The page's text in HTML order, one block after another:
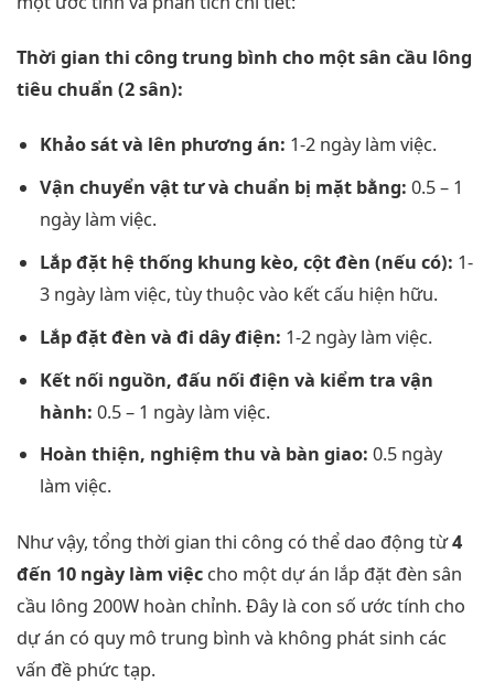
Thời gian thi công trung bình cho một sân cầu lông
tiêu chuẩn (2 sân):
Khảo sát và lên phương án: 1-2 ngày làm việc.
Vận chuyển vật tư và chuẩn bị mặt bằng: 0.5 – 1
ngày làm việc.
Lắp đặt hệ thống khung kèo, cột đèn (nếu có): 1-
3 ngày làm việc, tùy thuộc vào kết cấu hiện hữu.
Lắp đặt đèn và đi dây điện: 1-2 ngày làm việc.
Kết nối nguồn, đấu nối điện và kiểm tra vận
hành: 0.5 – 1 ngày làm việc.
Hoàn thiện, nghiệm thu và bàn giao: 0.5 ngày
làm việc.
Như vậy, tổng thời gian thi công có thể dao động từ4
đến 10 ngày làm việc cho một dự án lắp đặt đèn sân
cầu lông 200W hoàn chỉnh. Đây là con số ước tính cho
dự án có quy mô trung bình và không phát sinh các
vấn đề phức tạp.